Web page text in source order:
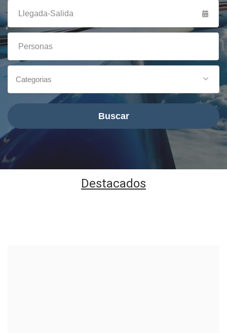
Categorias
Buscar
Destacados